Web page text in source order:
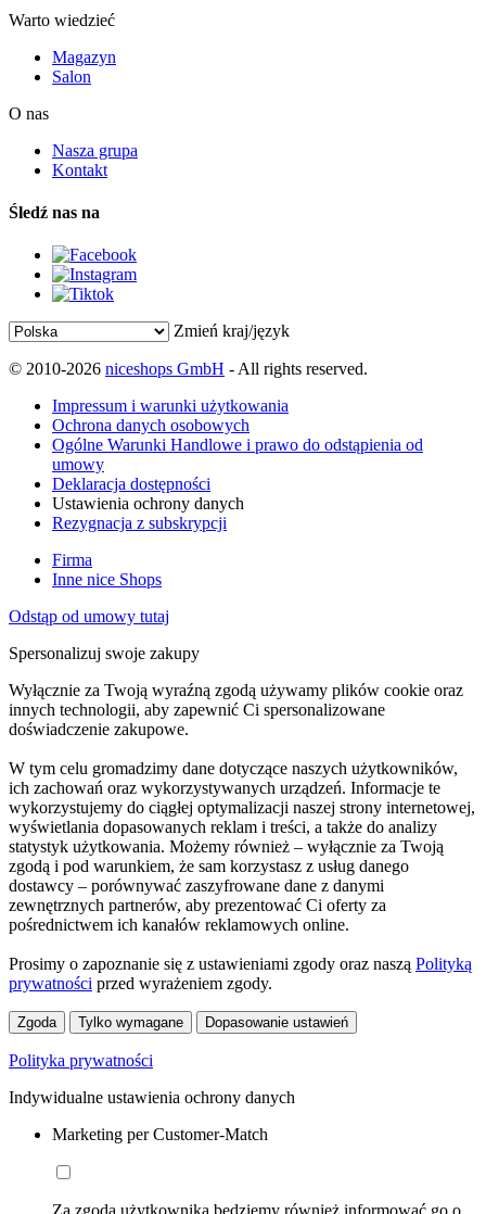
Warto wiedzieć
Magazyn
Salon
O nas
Nasza grupa
Kontakt
Śledź nas na
Zmień kraj/język
© 2010-2026 niceshops GmbH - All rights reserved.
Impressum i warunki użytkowania
Ochrona danych osobowych
Ogólne Warunki Handlowe i prawo do odstąpienia od
umowy
Deklaracja dostępności
Ustawienia ochrony danych
Rezygnacja z subskrypcji
Firma
Inne nice Shops
Odstąp od umowy tutaj
Spersonalizuj swoje zakupy
Wyłącznie za Twoją wyraźną zgodą używamy plików cookie oraz
innych technologii, aby zapewnić Ci spersonalizowane
doświadczenie zakupowe.
W tym celu gromadzimy dane dotyczące naszych użytkowników,
ich zachowań oraz wykorzystywanych urządzeń. Informacje te
wykorzystujemy do ciągłej optymalizacji naszej strony internetowej,
wyświetlania dopasowanych reklam i treści, a także do analizy
statystyk użytkowania. Możemy również – wyłącznie za Twoją
zgodą i pod warunkiem, że sam korzystasz z usług danego
dostawcy – porównywać zaszyfrowane dane z danymi
zewnętrznych partnerów, aby prezentować Ci oferty za
pośrednictwem ich kanałów reklamowych online.
Prosimy o zapoznanie się z ustawieniami zgody oraz naszą Polityką
prywatności przed wyrażeniem zgody.
Zgoda Tylko wymagane Dopasowanie ustawień
Polityka prywatności
Indywidualne ustawienia ochrony danych
Marketing per Customer-Match